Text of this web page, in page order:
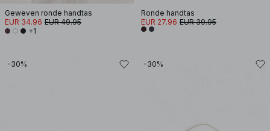
Geweven ronde handtas
EUR 34.96 EUR 49.95
+1
Ronde handtas
EUR 27.96 EUR 39.95
-30% -30%